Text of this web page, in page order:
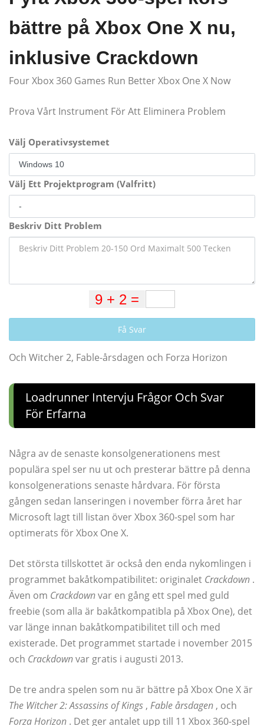
bättre på Xbox One X nu,
inklusive Crackdown
Four Xbox 360 Games Run Better Xbox One X Now
Prova Vårt Instrument För Att Eliminera Problem
Välj Operativsystemet
Välj Ett Projektprogram (Valfritt)
Beskriv Ditt Problem
Få Svar
Och Witcher 2, Fable-årsdagen och Forza Horizon
Loadrunner Intervju Frågor Och Svar
För Erfarna
Några av de senaste konsolgenerationens mest
populära spel ser nu ut och presterar bättre på denna
konsolgenerations senaste hårdvara. För första
gången sedan lanseringen i november förra året har
Microsoft lagt till listan över Xbox 360-spel som har
optimerats för Xbox One X.
Det största tillskottet är också den enda nykomlingen i
programmet bakåtkompatibilitet: originalet Crackdown .
Även om Crackdownvar en gång ett spel med guld
freebie (som alla är bakåtkompatibla på Xbox One), det
var länge innan bakåtkompatibilitet till och med
existerade. Det programmet startade i november 2015
och Crackdownvar gratis i augusti 2013.
De tre andra spelen som nu är bättre på Xbox One X är
The Witcher 2: Assassins of Kings , Fable årsdagen , och
Forza Horizon . Det ger antalet upp till 11 Xbox 360-spel